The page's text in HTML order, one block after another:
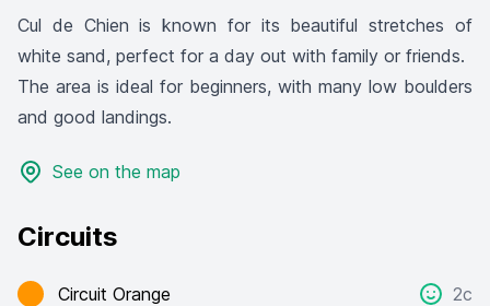
Cul de Chien is known for its beautiful stretches of
white sand, perfect for a day out with family or friends.
The area is ideal for beginners, with many low boulders
and good landings.
See on the map
Circuits
Circuit Orange
2c